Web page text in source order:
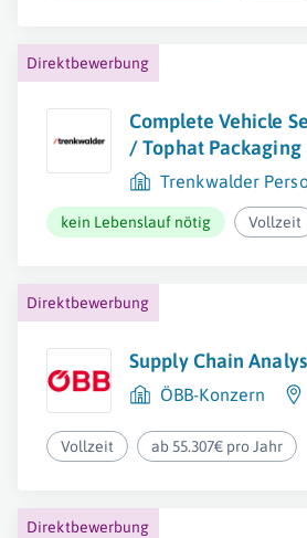
Direktbewerbung
Complete Vehicle
/ Tophat Packaging
Trenkwalder
kein Lebenslauf nötig Vollzeit
Direktbewerbung
Supply Chain
ÖBB-Konzern
Vollzeit ab 55.307€ pro Jahr
Direktbewerbung